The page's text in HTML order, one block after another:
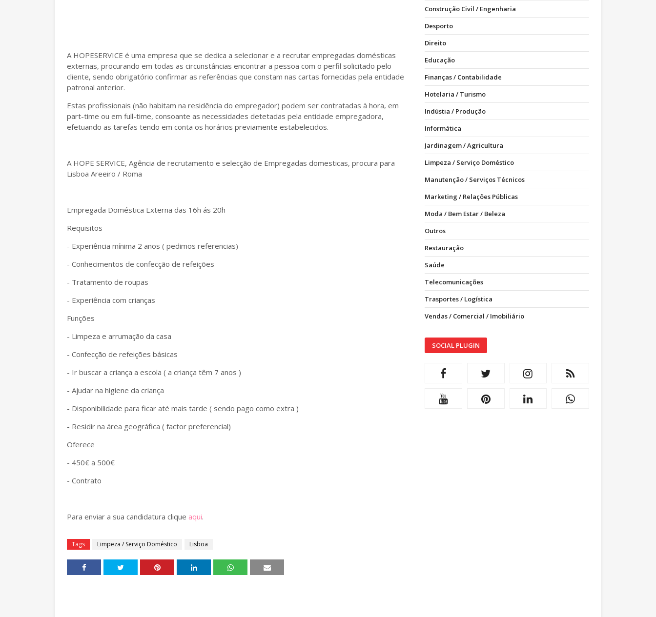
A HOPESERVICE é uma empresa que se dedica a selecionar e a recrutar empregadas domésticas
externas, procurando em todas as circunstâncias encontrar a pessoa com o perfil solicitado pelo
cliente, sendo obrigatório confirmar as referências que constam nas cartas fornecidas pela entidade
patronal anterior.
Estas profissionais (não habitam na residência do empregador) podem ser contratadas à hora, em
part-time ou em full-time, consoante as necessidades detetadas pela entidade empregadora,
efetuando as tarefas tendo em conta os horários previamente estabelecidos.
A HOPE SERVICE, Agência de recrutamento e selecção de Empregadas domesticas, procura para
Lisboa Areeiro / Roma
Empregada Doméstica Externa das 16h ás 20h
Requisitos
- Experiência mínima 2 anos ( pedimos referencias)
- Conhecimentos de confecção de refeições
- Tratamento de roupas
- Experiência com crianças
Funções
- Limpeza e arrumação da casa
- Confecção de refeições básicas
- Ir buscar a criança a escola ( a criança têm 7 anos )
- Ajudar na higiene da criança
- Disponibilidade para ficar até mais tarde ( sendo pago como extra )
- Residir na área geográfica ( factor preferencial)
Oferece
- 450€ a 500€
- Contrato
Para enviar a sua candidatura clique aqui.
Tags Limpeza / Serviço Doméstico Lisboa
Construção Civil / Engenharia
Desporto
Direito
Educação
Finanças / Contabilidade
Hotelaria / Turismo
Indústia / Produção
Informática
Jardinagem / Agricultura
Limpeza / Serviço Doméstico
Manutenção / Serviços Técnicos
Marketing / Relações Públicas
Moda / Bem Estar / Beleza
Outros
Restauração
Saúde
Telecomunicações
Trasportes / Logística
Vendas / Comercial / Imobiliário
SOCIAL PLUGIN